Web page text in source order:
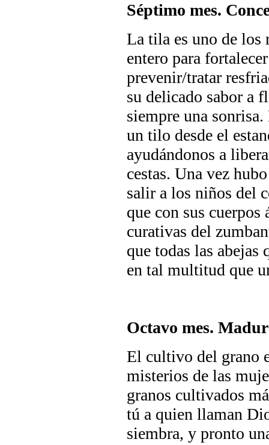
Séptimo mes.
La tila es uno de los
entero para
prevenir/tratar
su delicado sabor a
siempre una
un tilo desde el
ayudándonos a
cestas. Una vez
salir a los niños del
que con sus
curativas del
que todas las
en tal multitud que
Octavo mes.
El cultivo del grano
misterios de las
granos cultivados
tú a quien llaman
siembra, y pronto